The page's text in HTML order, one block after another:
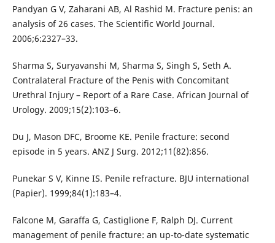
Pandyan G V, Zaharani AB, Al Rashid M. Fracture penis: an
analysis of 26 cases. The Scientific World Journal.
2006;6:2327–33.
Sharma S, Suryavanshi M, Sharma S, Singh S, Seth A.
Contralateral Fracture of the Penis with Concomitant
Urethral Injury – Report of a Rare Case. African Journal of
Urology. 2009;15(2):103–6.
Du J, Mason DFC, Broome KE. Penile fracture: second
episode in 5 years. ANZ J Surg. 2012;11(82):856.
Punekar S V, Kinne IS. Penile refracture. BJU international
(Papier). 1999;84(1):183–4.
Falcone M, Garaffa G, Castiglione F, Ralph DJ. Current
management of penile fracture: an up-to-date systematic